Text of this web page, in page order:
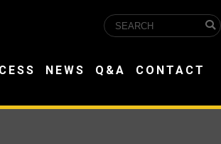
NEWS Q&A CONTACT